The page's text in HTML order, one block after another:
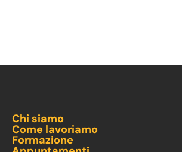
Chi siamo
Come lavoriamo
Formazione